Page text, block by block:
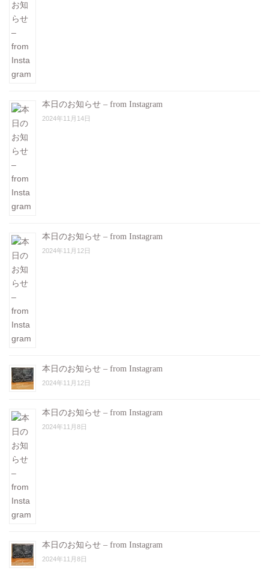
本日のお知らせ – from Instagram
2024年11月14日
本日のお知らせ – from Instagram
2024年11月12日
本日のお知らせ – from Instagram
2024年11月12日
本日のお知らせ – from Instagram
2024年11月8日
本日のお知らせ – from Instagram
2024年11月8日